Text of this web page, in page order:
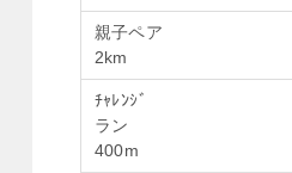
親子ペア
2km
ﾁｬﾚﾝｼﾞ
ラン
400m